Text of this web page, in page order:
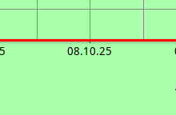
08.10.25